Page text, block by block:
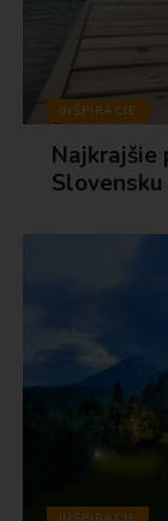
INŠPIRÁCIE
Najkrajšie
Slovensku